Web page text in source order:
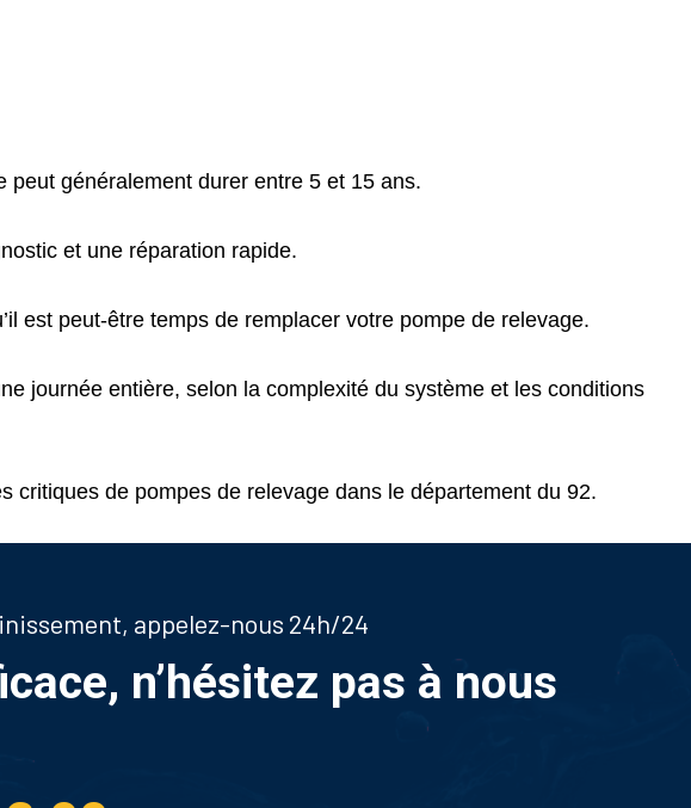
peut généralement durer entre 5 et 15 ans.
et une réparation rapide.
est peut-être temps de remplacer votre pompe de relevage.
journée entière, selon la complexité du système et les conditions
critiques de pompes de relevage dans le département du 92.
appelez-nous 24h/24
n’hésitez pas à nous